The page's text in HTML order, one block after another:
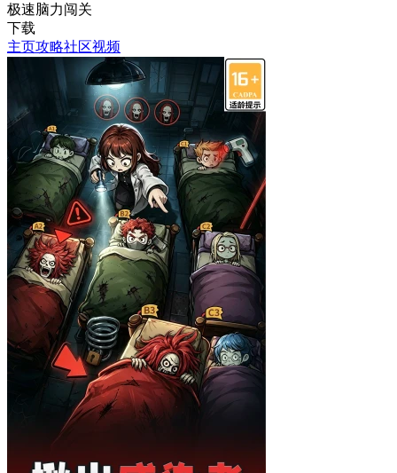
极速脑力闯关
下载
主页攻略社区视频